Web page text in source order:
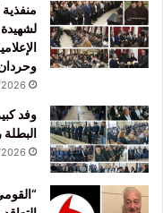
وفد